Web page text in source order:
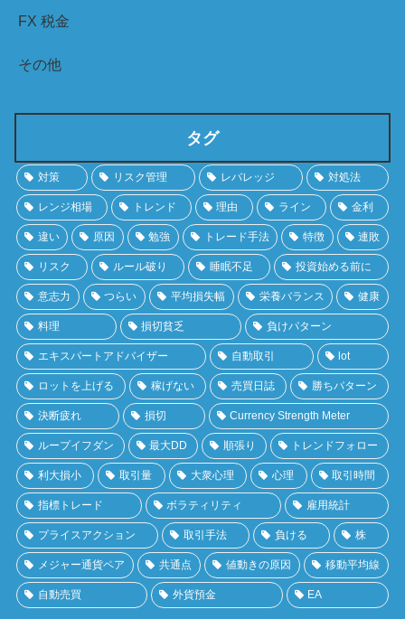
FX 税金
その他
タグ
対策 リスク管理 レバレッジ 対処法
レンジ相場 トレンド 理由 ライン 金利
違い 原因 勉強 トレード手法 特徴 連敗
リスク ルール破り 睡眠不足 投資始める前に
意志力 つらい 平均損失幅 栄養バランス 健康
料理 損切貧乏 負けパターン
エキスパートアドバイザー 自動取引 lot
ロットを上げる 稼げない 売買日誌 勝ちパターン
決断疲れ 損切 Currency Strength Meter
ループイフダン 最大DD 順張り トレンドフォロー
利大損小 取引量 大衆心理 心理 取引時間
指標トレード ボラティリティ 雇用統計
プライスアクション 取引手法 負ける 株
メジャー通貨ペア 共通点 値動きの原因 移動平均線
自動売買 外貨預金 EA